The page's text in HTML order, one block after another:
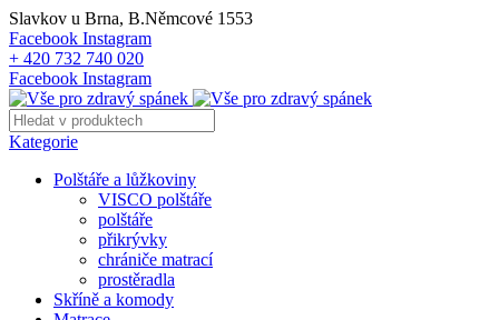
Slavkov u Brna, B.Němcové 1553
Facebook Instagram
+ 420 732 740 020
Facebook Instagram
Kategorie
Polštáře a lůžkoviny
VISCO polštáře
polštáře
přikrývky
chrániče matrací
prostěradla
Skříně a komody